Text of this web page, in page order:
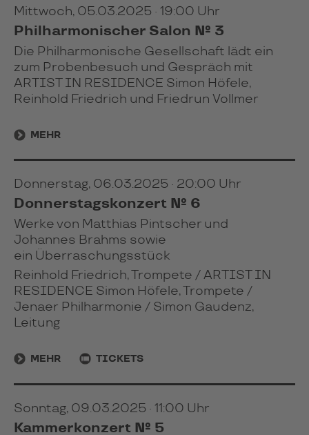
Mittwoch, 05.03.2025 · 19:00 Uhr
Philharmonischer Salon № 3
Die Philharmonische Gesellschaft lädt ein
zum Probenbesuch und Gespräch mit
ARTIST IN RESIDENCE Simon Höfele,
Reinhold Friedrich und Friedrun Vollmer
MEHR
Donnerstag, 06.03.2025 · 20:00 Uhr
Donnerstagskonzert № 6
Werke von Matthias Pintscher und
Johannes Brahms sowie
ein Überraschungsstück
Reinhold Friedrich, Trompete / ARTIST IN
RESIDENCE Simon Höfele, Trompete /
Jenaer Philharmonie / Simon Gaudenz,
Leitung
MEHR TICKETS
Sonntag, 09.03.2025 · 11:00 Uhr
Kammerkonzert № 5